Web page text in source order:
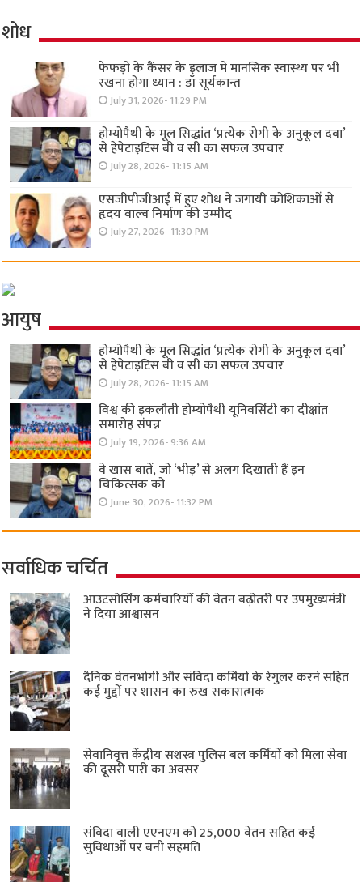
शोध
फेफड़ों के कैंसर के इलाज में मानसिक स्वास्थ्य पर भी
रखना होगा ध्यान : डॉ सूर्यकान्त
July 31, 2026- 11:29 PM
होम्योपैथी के मूल सिद्धांत ‘प्रत्येक रोगी केे अनुकूल दवा’
से हेपेटाइटिस बी व सी का सफल उपचार
July 28, 2026- 11:15 AM
एसजीपीजीआई में हुए शोध ने जगायी कोशिकाओं से
हृदय वाल्व निर्माण की उम्मीद
July 27, 2026- 11:30 PM
आयुष
होम्योपैथी के मूल सिद्धांत ‘प्रत्येक रोगी केे अनुकूल दवा’
से हेपेटाइटिस बी व सी का सफल उपचार
July 28, 2026- 11:15 AM
विश्व की इकलौती होम्योपैथी यूनिवर्सिटी का दीक्षांत
समारोह संपन्न
July 19, 2026- 9:36 AM
वे खास बातें, जो ‘भीड़’ से अलग दिखाती हैं इन
चिकित्सक को
June 30, 2026- 11:32 PM
सर्वाधिक चर्चित
आउटसोर्सिंग कर्मचारियों की वेतन बढ़ोतरी पर उपमुख्यमंत्री
ने दिया आश्वासन
दैनिक वेतनभोगी और संविदा कर्मियों के रेगुलर करने सहित
कई मुद्दों पर शासन का रुख सकारात्मक
सेवानिवृत्त केंद्रीय सशस्त्र पुलिस बल ​कर्मियों को मिला सेवा
की दूसरी पारी का अवसर
संविदा वाली एएनएम को 25,000 वेतन सहित कई
सुविधाओं पर बनी सहमति